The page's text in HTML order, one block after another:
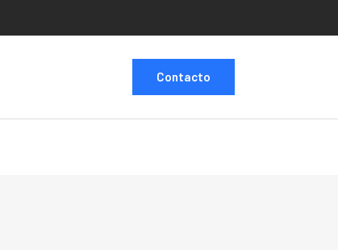
Contacto